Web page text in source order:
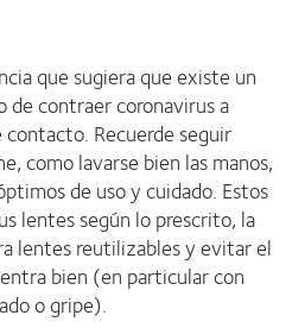
que sugiera que existe un
de contraer coronavirus a
Recuerde seguir
como lavarse bien las manos,
de uso y cuidado. Estos
lentes según lo prescrito, la
lentes reutilizables y evitar el
bien (en particular con
o gripe).